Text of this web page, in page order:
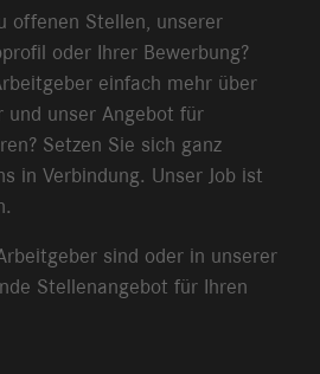
offenen Stellen, unserer
oder Ihrer Bewerbung?
einfach mehr über
und unser Angebot für
Setzen Sie sich ganz
in Verbindung. Unser Job ist
sind oder in unserer
Stellenangebot für Ihren